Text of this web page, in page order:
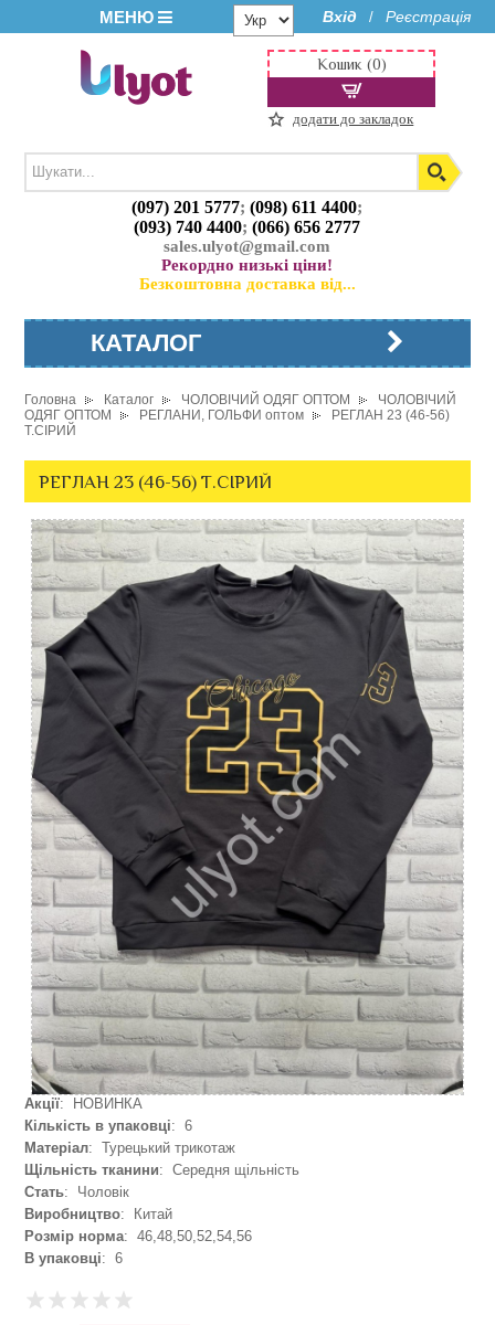
МЕНЮ Вхід / Реєстрація
(097) 201 5777;(098) 611 4400;
(093) 740 4400;(066) 656 2777
sales.ulyot@gmail.com
Рекордно низькі ціни!
Безкоштовна доставка від...
Кошик (0)
додати до закладок
КАТАЛОГ
Головна Каталог ЧОЛОВІЧИЙ ОДЯГ ОПТОМ
ЧОЛОВІЧИЙ
ОДЯГ ОПТОМ
РЕГЛАНИ, ГОЛЬФИ оптом
РЕГЛАН 23 (46-56)
Т.СІРИЙ
РЕГЛАН 23 (46-56) Т.СІРИЙ
Акції: НОВИНКА
Кількість в упаковці: 6
Матеріал: Турецький трикотаж
Щільність тканини: Середня щільність
Стать: Чоловік
Виробництво: Китай
Розмір норма: 46,48,50,52,54,56
В упаковці: 6